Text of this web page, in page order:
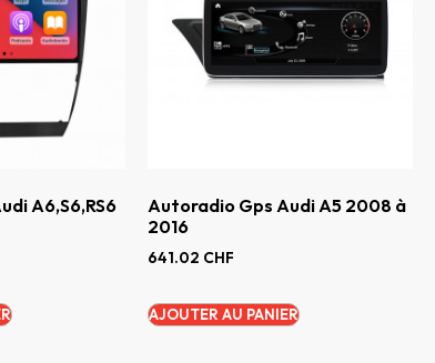
A6,S6,RS6
Autoradio Gps Audi A5 2008 à
2016
641.02 CHF
AJOUTER AU PANIER